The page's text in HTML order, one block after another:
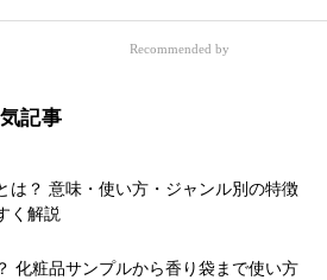
Recommended by
記事
は？ 意味・使い方・ジャンル別の特徴
く解説
化粧品サンプルから香り袋まで使い方